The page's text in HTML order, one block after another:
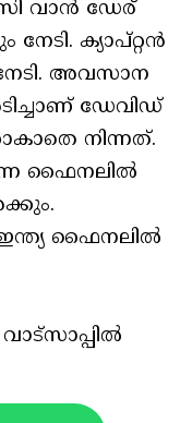
വാൻ ഡേര്
ക്യാപ്റ്റൻ
അവസാന
ഡേവിഡ്
നിന്നത്.
ഫൈനലിൽ
ഫൈനലിൽ